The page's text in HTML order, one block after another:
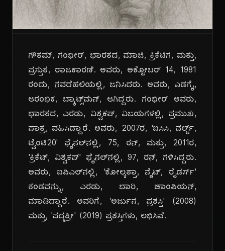
ಗೌತಮ್, ಗಂಭೀರ್, ಭಾರತದ, ಮಾಜಿ, ಕ್ರಿಕೆಟಿಗ, ಮತ್ತು,
ಪ್ರಸ್ತುತ, ರಾಜಕಾರಣಿ. ಅವರು, ಅಕ್ಟೋಬರ್ 14, 1981
ರಂದು, ನವದೆಹಲಿಯಲ್ಲಿ, ಜನಿಸಿದರು. ಅವರು, ಎಡಗೈ,
ಆರಂಭಿಕ, ಬ್ಯಾಟ್ಸ್‌ಮನ್, ಆಗಿದ್ದರು. ಗಂಭೀರ್ ಅವರು,
ಭಾರತದ, ಎರಡು, ವಿಶ್ವಕಪ್, ವಿಜಯಗಳಲ್ಲಿ, ಪ್ರಮುಖ,
ಪಾತ್ರ, ವಹಿಸಿದ್ದಾರೆ. ಅವರು, 2007ರ, 'ಐಸಿಸಿ, ವರ್ಲ್ಡ್,
ಟ್ವೆಂಟಿ20' ಫೈನಲ್‌ನಲ್ಲಿ, 75, ರನ್, ಮತ್ತು, 2011ರ,
'ಕ್ರಿಕೆಟ್, ವಿಶ್ವಕಪ್' ಫೈನಲ್‌ನಲ್ಲಿ, 97, ರನ್, ಗಳಿಸಿದ್ದರು.
ಅವರು, ಐಪಿಎಲ್‌ನಲ್ಲಿ, 'ಕೋಲ್ಕತ್ತಾ, ನೈಟ್, ರೈಡರ್ಸ್'
ತಂಡವನ್ನು, ಎರಡು, ಬಾರಿ, ಚಾಂಪಿಯನ್,
ಮಾಡಿದ್ದಾರೆ. ಅವರಿಗೆ, 'ಅರ್ಜುನ, ಪ್ರಶಸ್ತಿ' (2008)
ಮತ್ತು, 'ಪದ್ಮಶ್ರೀ' (2019) ಪ್ರಶಸ್ತಿಗಳು, ಲಭಿಸಿವೆ.